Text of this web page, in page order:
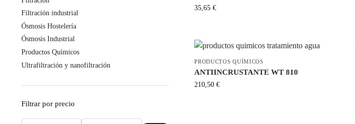
35,65€
PRODUCTOS QUÍMICOS
ANTIINCRUSTANTE WT 810
210,50€
Filtración industrial
Ósmosis Hostelería
Ósmosis Industrial
Productos Químicos
Ultrafiltración y nanofiltración
Filtrar por precio